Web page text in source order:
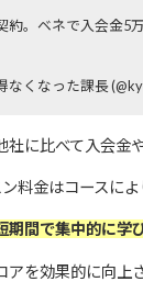
約。ベネで入会金5
くなった課長
に比べて入会金
料金はコースに
期間で集中的に学
を効果的に向上